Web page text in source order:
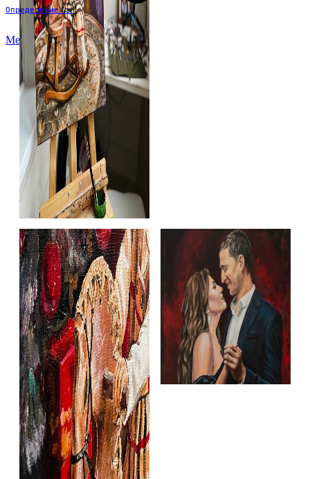
Определение...
Меню